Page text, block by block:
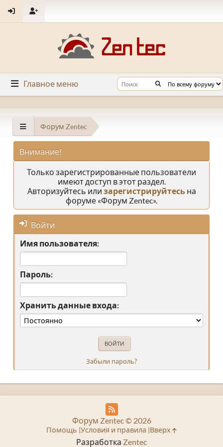
Главное меню
Форум Zentec
Внимание!
Только зарегистрированные пользователи
имеют доступ в этот раздел.
Авторизуйтесь или зарегистрируйтесьна
форуме «Форум Zentec».
Войти
Имя пользователя:
Пароль:
Хранить данные входа:
Забыли пароль?
Разработка Zentec
Форум Zentec © 2026
Помощь Условия и правила Вверх